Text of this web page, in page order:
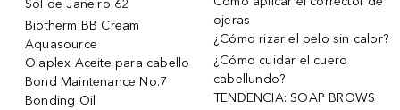
Sol de Janeiro 62
Biotherm BB Cream
Aquasource
Olaplex Aceite para cabello
Bond Maintenance No.7
Bonding Oil
ojeras
¿Cómo rizar el pelo sin calor?
¿Cómo cuidar el cuero
cabellundo?
TENDENCIA: SOAP BROWS